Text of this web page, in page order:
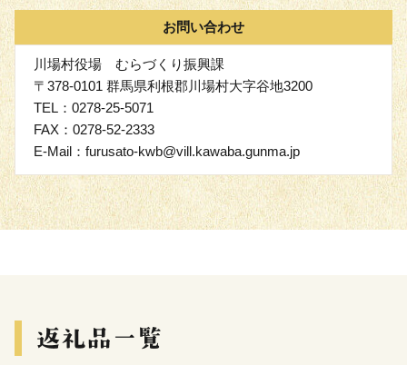
お問い合わせ
川場村役場 むらづくり振興課
〒378-0101 群馬県利根郡川場村大字谷地3200
TEL：0278-25-5071
FAX：0278-52-2333
E-Mail：furusato-kwb@vill.kawaba.gunma.jp